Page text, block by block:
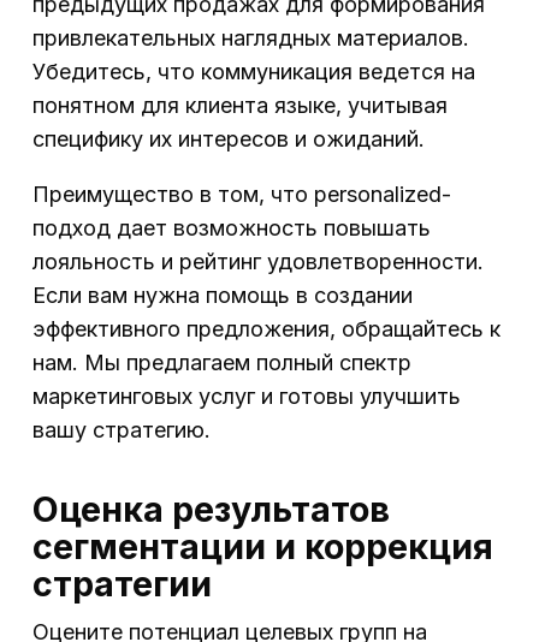
привлекательных наглядных материалов.
Убедитесь, что коммуникация ведется на
понятном для клиента языке, учитывая
специфику их интересов и ожиданий.
Преимущество в том, что personalized-
подход дает возможность повышать
лояльность и рейтинг удовлетворенности.
Если вам нужна помощь в создании
эффективного предложения, обращайтесь к
нам. Мы предлагаем полный спектр
маркетинговых услуг и готовы улучшить
вашу стратегию.
Оценка результатов
сегментации и коррекция
стратегии
Оцените потенциал целевых групп на